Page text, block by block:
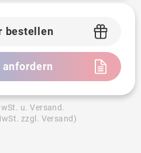
bestellen
anfordern
u. Versand.
zzgl. Versand)